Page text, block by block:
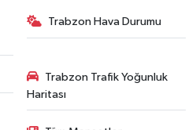
Trabzon Hava Durumu
Trabzon Trafik Yoğunluk
Haritası